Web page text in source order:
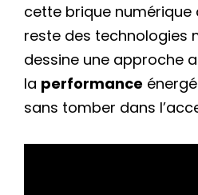
cette brique numérique
reste des technologies
dessine une approche
la performance
sans tomber dans